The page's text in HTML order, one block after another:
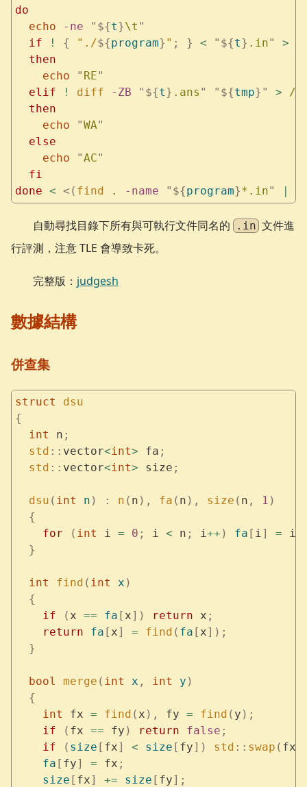
do
  echo
-ne "${t}\t "
  if
! { "./${program} " ; } < "${t} .in" >
  then
    echo
" RE"
  elif
! diff -ZB "${t} .ans " "${tmp}" > /
  then
    echo
"WA"
  else
    echo
"AC"
  fi
done < <( find . -name "${program}*.in" |
自動尋找目錄下所有與可執行文件同名的 .in 文件進
行評測，注意 TLE 會導致卡死。
完整版： judgesh
數據結構
併查集
struct dsu
{
  int
n ;
  std
:: vector<int> fa ;
  std
:: vector<int> size ;
  dsu
( int n ) : n ( n ), fa ( n ), size ( n , 1 )
  {
    for
( int i = 0 ; i < n ; i++ ) fa [ i] = i
  }
  int
find ( int x )
  {
    if
( x == fa [ x]) return x ;
    return
fa [ x] = find ( fa [ x]);
  }
  bool
merge ( int x , int y )
  {
    int
fx = find ( x ), fy = find ( y );
    if
( fx == fy ) return false ;
    if
( size [ fx] < size [ fy]) std :: swap ( fx
    fa
[ fy] = fx ;
    size
[ fx] += size [ fy];